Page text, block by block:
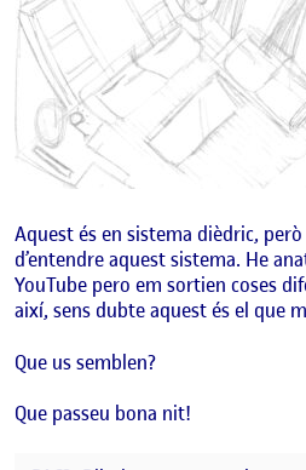
Aquest és en sistema dièdric,
d’entendre aquest sistema. He
YouTube pero em sortien coses
així, sens dubte aquest és el que
Que us semblen?
Que passeu bona nit!